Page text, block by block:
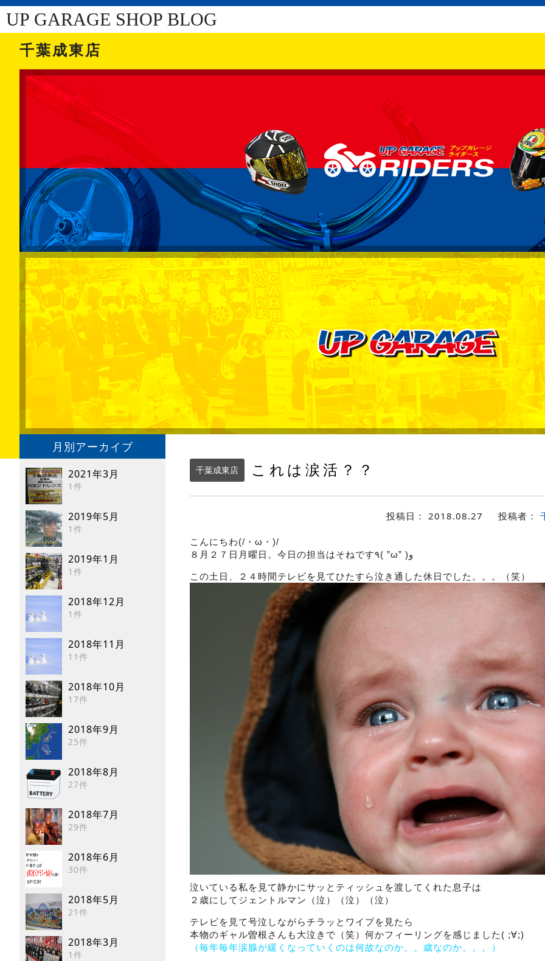
UP GARAGE SHOP BLOG
千葉成東店
月別アーカイブ
2021年3月
1件
2019年5月
1件
2019年1月
1件
2018年12月
1件
2018年11月
11件
2018年10月
17件
2018年9月
25件
2018年8月
27件
2018年7月
29件
2018年6月
30件
2018年5月
21件
2018年3月
1件
千葉成東店 これは涙活？？
投稿日： 2018.08.27 投稿者：
こんにちわ(/・ω・)/
８月２７日月曜日。今日の担当はそねです٩( ”ω” )و
この土日、２４時間テレビを見てひたすら泣き通した休日でした。。。（笑）
泣いている私を見て静かにサッとティッシュを渡してくれた息子は
２歳にしてジェントルマン（泣）（泣）（泣）
テレビを見て号泣しながらチラッとワイプを見たら
本物のギャル曽根さんも大泣きで（笑）何かフィーリングを感じました( ;∀;)
（毎年毎年涙腺が緩くなっていくのは何故なのか。。歳なのか。。。）